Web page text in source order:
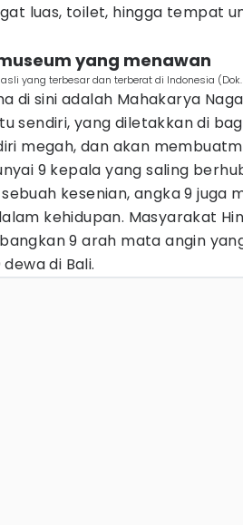
luas, toilet, hingga tempat
yang menawan
yang terbesar dan terberat di Indonesia
di sini adalah Mahakarya
sendiri, yang diletakkan di
megah, dan akan
9 kepala yang saling
kesenian, angka 9 juga
kehidupan. Masyarakat
9 arah mata angin
di Bali.